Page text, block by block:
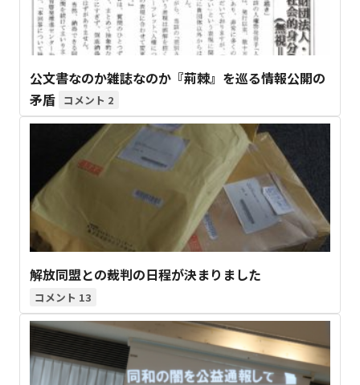
公文書なのか雑誌なのか『荊棘』を巡る情報公開の
矛盾
2
解放同盟との裁判の日程が決まりました
13